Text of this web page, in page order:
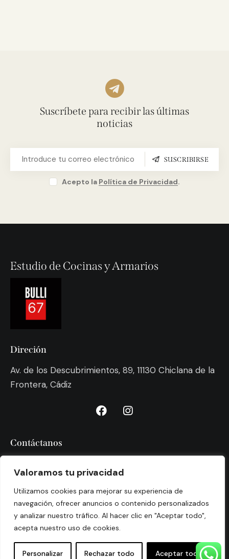
Valoramos tu privacidad
Utilizamos cookies para mejorar su experiencia de
navegación, ofrecer anuncios o contenido personalizados
y analizar nuestro tráfico. Al hacer clic en "Aceptar todo",
acepta nuestro uso de cookies.
Personalizar Rechazar todo Aceptar todo
Suscríbete para recibir las últimas
noticias
SUSCRIBIRSE
Acepto la Política de Privacidad.
Estudio de Cocinas y Armarios
Direción
Av. de los Descubrimientos, 89, 11130 Chiclana de la
Frontera, Cádiz
Contáctanos
Aviso legal Política de privacidad
Diseño creado porCloud Estudio